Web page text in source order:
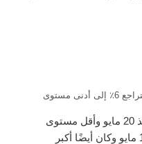
مستوى
وكان هذا أدنى إغلاق لخام برنت منذ 20 مايو وأقل مستوى
لخام غرب تكساس الوسيط منذ 12 مايو وكان أيضًا أكبر